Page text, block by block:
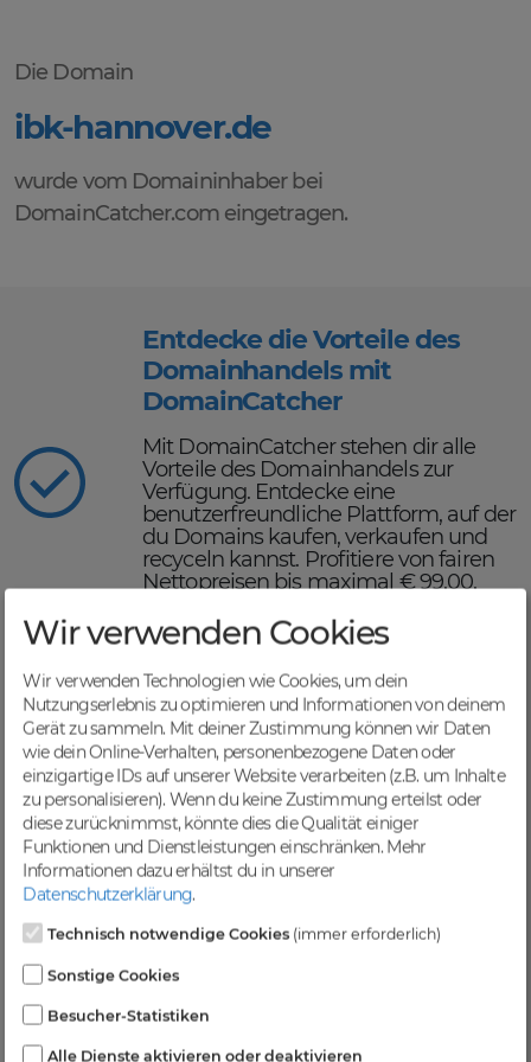
Die Domain
ibk-hannover.de
wurde vom Domaininhaber bei
DomainCatcher.com eingetragen.
Entdecke die Vorteile des
Domainhandels mit
DomainCatcher
Mit DomainCatcher stehen dir alle
Vorteile des Domainhandels zur
Verfügung. Entdecke eine
benutzerfreundliche Plattform, auf der
du Domains kaufen, verkaufen und
recyceln kannst. Profitiere von fairen
Nettopreisen bis maximal € 99,00,
sicheren Domaintransfers.
Maximiere deinen Online-
Erfolg mit DomainCatcher
DomainCatcher ist dein Schlüssel
zum Online-Erfolg. Mit unserem
breiten Angebot an Domains kannst
du deine Online-Präsenz optimieren
und deine Zielgruppe gezielt
ansprechen. Nutze die Möglichkeit,
gezielten Traffic anzuziehen und deine
Sichtbarkeit in Suchmaschinen zu
steigern.
Profitiere von einer
vielfältigen Auswahl an
Bei DomainCatcher findest du eine
Wir verwenden Cookies
Wir verwenden Technologien wie Cookies, um dein
Nutzungserlebnis zu optimieren und Informationen von deinem
Gerät zu sammeln. Mit deiner Zustimmung können wir Daten
wie dein Online-Verhalten, personenbezogene Daten oder
einzigartige IDs auf unserer Website verarbeiten (z.B. um Inhalte
zu personalisieren). Wenn du keine Zustimmung erteilst oder
diese zurücknimmst, könnte dies die Qualität einiger
Funktionen und Dienstleistungen einschränken. Mehr
Informationen dazu erhältst du in unserer
Datenschutzerklärung.
Technisch notwendige Cookies (immer erforderlich)
Sonstige Cookies
Besucher-Statistiken
Alle Dienste aktivieren oder deaktivieren